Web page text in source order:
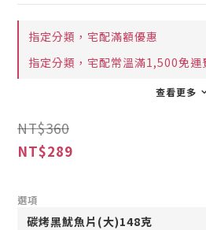
指定分類，宅配滿額優惠
指定分類，宅配常溫滿1,500免運
查看更多
NT$360
NT$289
選項